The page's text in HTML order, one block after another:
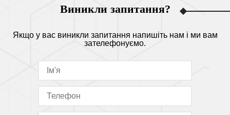
Виникли запитання?
Якщо у вас виникли запитання напишіть нам і ми вам
зателефонуємо.